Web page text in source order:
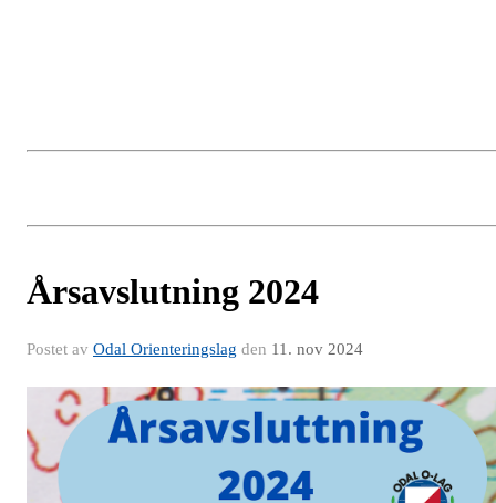
Årsavslutning 2024
Postet av Odal Orienteringslag den 11. nov 2024